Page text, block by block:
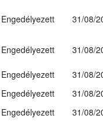
Engedélyezett 31/08/
Engedélyezett
31/08/
Engedélyezett
31/08/
Engedélyezett
31/08/
Engedélyezett 31/08/